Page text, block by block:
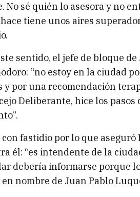
No sé quién lo asesora y no
tiene unos aires
sentido, el jefe de bloque
“no estoy en la ciudad
y por una recomendación
Deliberante, hice los
fastidio por lo que aseguró
él: “es intendente de la
debería informarse porque
nombre de Juan Pablo